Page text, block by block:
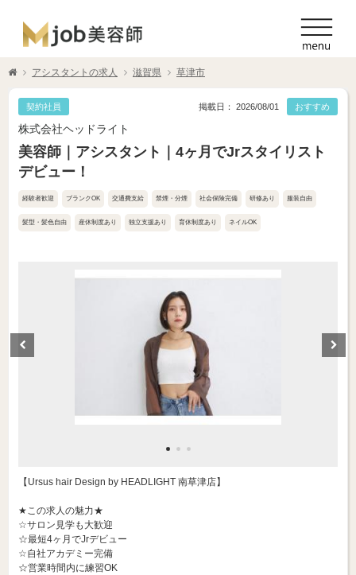
アシスタントの求人 滋賀県 草津市
契約社員 おすすめ
掲載日： 2026/08/01
株式会社ヘッドライト
美容師｜アシスタント｜4ヶ月でJrスタイリスト
デビュー！
経験者歓迎 ブランクOK 交通費支給 禁煙・分煙 社会保険完備 研修あり 服装自由
髪型・髪色自由 産休制度あり 独立支援あり 育休制度あり ネイルOK
【Ursus hair Design by HEADLIGHT 南草津店】
★この求人の魅力★
☆サロン見学も大歓迎
☆最短4ヶ月でJrデビュー
☆自社アカデミー完備
☆営業時間内に練習OK